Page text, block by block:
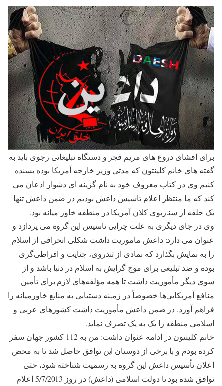
برای افشای دروغ های مریم قجر و دستگاه تبلیغاتی رجوی باید به
گفته های خانم کلینتون که مدتی وزیر خارجه آمریکا بوده بسنده
کنیم وی در کتاب معروف خود به نام گزینه ای دشوار اذعان می
کند که ما منتظر اعلام تاسیس داعش بودیم در ضمن داعش تنها
یک حلقه از سناریوی کلان آمریکا در منطقه خاور میانه بود.
وی در جای دیگری به علت چرایی تاسیس این گروه می پردازد و
عنوان می دارد: داعش ماموریت داشت شکلی انحرافی از اسلام
را به نمایش بگذارد که نمادی از تندروی، جنایت و افراطی‌گری
بوده و ضد تبلیغی برای موج گرایش به اسلام در دنیا باشد و از
سوی دیگر مأموریت داشت تا همه مؤلفه‌های لازم برای تأمین
منافع آمریکایی‌ها خصوصاً در زمینه دستیابی به منابع خاورمیانه را
فراهم آورد. در ضمن داعش مأموریت داشت کشورهای عربی و
اسلامی منطقه را یک به یک تصرف نماید.
خانم کلینتون در ادامه عنوان داشت: من به 112 کشور جهان سفر
کرده بودم و با برخی از دوستان این توافق حاصل شد تا به محض
اعلان تأسیس داعش این گروه به رسمیت شناخته شود، حتی
توافق شده بود تا دولت اسلامی (داعش) در روز 5/7/2013 اعلام